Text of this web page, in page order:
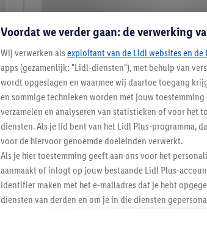
Voordat we verder gaan: de verwerking
Wij verwerken als exploitant van de Lidl websites en de
apps (gezamenlijk: "Lidl-diensten"), met behulp van
wordt opgeslagen en waarmee wij daartoe toegang
en sommige technieken worden met jouw
verzamelen en analyseren van statistieken of voor het
diensten. Als je lid bent van het Lidl Plus-programma,
voor de hiervoor genoemde doeleinden verwerkt.
Als je hier toestemming geeft aan ons voor het
aanmaakt of inlogt op jouw bestaande Lidl Plus-
identifier maken met het e-mailadres dat je hebt
diensten van derden en om je in die diensten
Als je hiervoor toestemming geeft, dan kunnen